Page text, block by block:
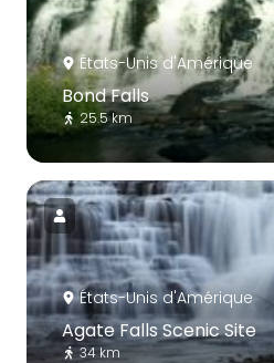
États-Unis d'Amérique
Bond Falls
25.5 km
États-Unis d'Amérique
Agate Falls Scenic Site
34 km